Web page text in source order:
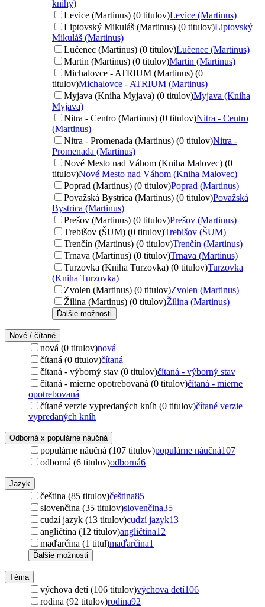
knihy)
Levice (Martinus) (0 titulov)Levice (Martinus)
Liptovský Mikuláš (Martinus) (0 titulov)Liptovský
Mikuláš (Martinus)
Lučenec (Martinus) (0 titulov)Lučenec (Martinus)
Martin (Martinus) (0 titulov)Martin (Martinus)
Michalovce - ATRIUM (Martinus) (0
titulov)Michalovce - ATRIUM (Martinus)
Myjava (Kniha Myjava) (0 titulov)Myjava (Kniha
Myjava)
Nitra - Centro (Martinus) (0 titulov)Nitra - Centro
(Martinus)
Nitra - Promenada (Martinus) (0 titulov)Nitra -
Promenada (Martinus)
Nové Mesto nad Váhom (Kniha Malovec) (0
titulov)Nové Mesto nad Váhom (Kniha Malovec)
Poprad (Martinus) (0 titulov)Poprad (Martinus)
Považská Bystrica (Martinus) (0 titulov)Považská
Bystrica (Martinus)
Prešov (Martinus) (0 titulov)Prešov (Martinus)
Trebišov (ŠUM) (0 titulov)Trebišov (ŠUM)
Trenčín (Martinus) (0 titulov)Trenčín (Martinus)
Trnava (Martinus) (0 titulov)Trnava (Martinus)
Turzovka (Kniha Turzovka) (0 titulov)Turzovka
(Kniha Turzovka)
Zvolen (Martinus) (0 titulov)Zvolen (Martinus)
Žilina (Martinus) (0 titulov)Žilina (Martinus)
Ďalšie možnosti
Nové / čítané
nová (0 titulov)nová
čítaná (0 titulov)čítaná
čítaná - výborný stav (0 titulov)čítaná - výborný stav
čítaná - mierne opotrebovaná (0 titulov)čítaná - mierne
opotrebovaná
čítané verzie vypredaných kníh (0 titulov)čítané verzie
vypredaných kníh
Odborná x populárne náučná
populárne náučná (107 titulov)populárne náučná107
odborná (6 titulov)odborná6
Jazyk
čeština (85 titulov)čeština85
slovenčina (35 titulov)slovenčina35
cudzí jazyk (13 titulov)cudzí jazyk13
angličtina (12 titulov)angličtina12
maďarčina (1 titul)maďarčina1
Ďalšie možnosti
Téma
výchova detí (106 titulov)výchova detí106
rodina (92 titulov)rodina92